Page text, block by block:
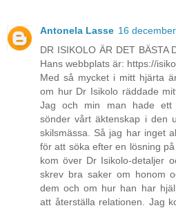
Antonela Lasse 16
DR ISIKOLO ÄR DET BÄSTA
Hans webbplats är: https://
Med så mycket i mitt hjärta
om hur Dr Isikolo räddade
Jag och min man hade ett
sönder vårt äktenskap i den
skilsmässa. Så jag har inget
för att söka efter en lösning
kom över Dr Isikolo-detaljer
skrev bra saker om honom
dem och om hur han har
att återställa relationen. Jag